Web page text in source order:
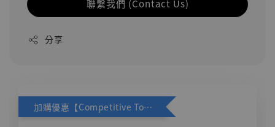
聯繫我們 (Contact Us)
分享
加購優惠【Competitive Toys 梅西 [CM001]】